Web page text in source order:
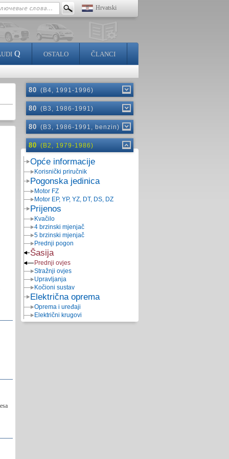
Hrvatski
Q OSTALO ČLANCI
80 (B4, 1991-1996)
80 (B3, 1986-1991)
80 (B3, 1986-1991, benzin)
80 (B2, 1979-1986)
Opće informacije
Korisnički priručnik
Pogonska jedinica
Motor FZ
Motor EP, YP, YZ, DT, DS, DZ
Prijenos
Kvačilo
4 brzinski mjenjač
5 brzinski mjenjač
Prednji pogon
Šasija
Prednji ovjes
Stražnji ovjes
Upravljanja
Kočioni sustav
Električna oprema
Oprema i uređaji
Električni krugovi